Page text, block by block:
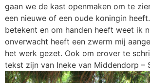
gaan we de kast openmaken om te
een nieuwe of een oude koningin
betekent en om handen heeft weet ik
onverwacht heeft een zwerm mij
het werk gezet. Ook om erover te
tekst zijn van Ineke van Middendorp –